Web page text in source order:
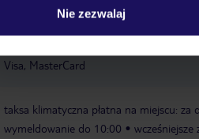
Nie zezwalaj
garaż: za dzień ok. 70 PLN/na
Visa, MasterCard
taksa klimatyczna płatna na miejscu: za
wymeldowanie do 10:00
wcześniejsze